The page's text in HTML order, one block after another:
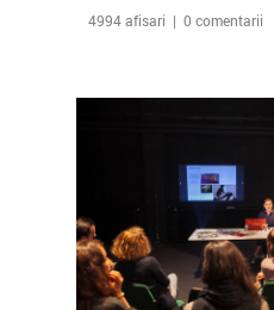
4994 afisari | 0 comentarii